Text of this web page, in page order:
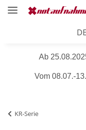
DE
Ab
Vom 08.07.-
KR-Serie